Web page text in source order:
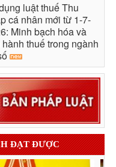
luật thuế Thu
cá nhân mới từ 1-7-
Minh bạch hóa và
thuế trong ngành
ĐẠT ĐƯỢC